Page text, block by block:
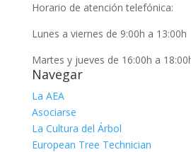
Horario de atención telefónica:
Lunes a viernes de 9:00h a 13:00h
Martes y jueves de 16:00h a
Navegar
La AEA
Asociarse
La Cultura del Árbol
European Tree Technician